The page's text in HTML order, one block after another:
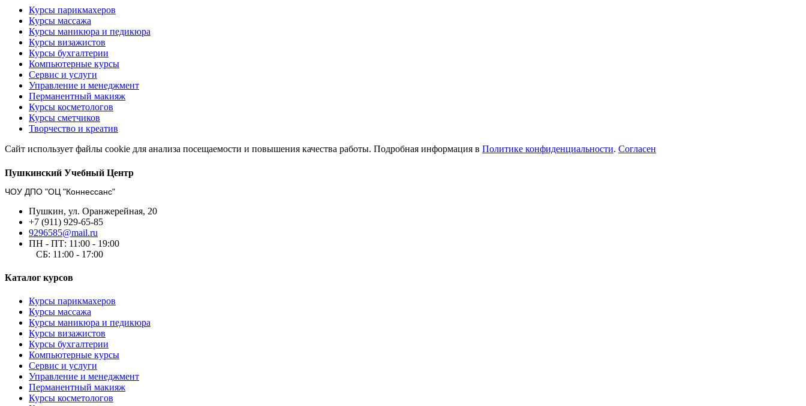
Курсы парикмахеров
Курсы массажа
Курсы маникюра и педикюра
Курсы визажистов
Курсы бухгалтерии
Компьютерные курсы
Сервис и услуги
Управление и менеджмент
Перманентный макияж
Курсы косметологов
Курсы сметчиков
Творчество и креатив
Сайт использует файлы cookie для анализа посещаемости и повышения качества работы. Подробная информация в Политике конфиденциальности. Согласен
Пушкинский Учебный Центр
ЧОУ ДПО "ОЦ "Коннессанс"
Пушкин, ул. Оранжерейная, 20
+7 (911) 929-65-85
9296585@mail.ru
ПН - ПТ: 11:00 - 19:00
СБ: 11:00 - 17:00
Каталог курсов
Курсы парикмахеров
Курсы массажа
Курсы маникюра и педикюра
Курсы визажистов
Курсы бухгалтерии
Компьютерные курсы
Сервис и услуги
Управление и менеджмент
Перманентный макияж
Курсы косметологов